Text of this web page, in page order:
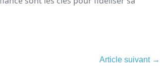
Article suivant →